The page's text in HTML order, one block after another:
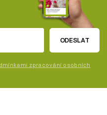
ODESLAT
zpracování osobních